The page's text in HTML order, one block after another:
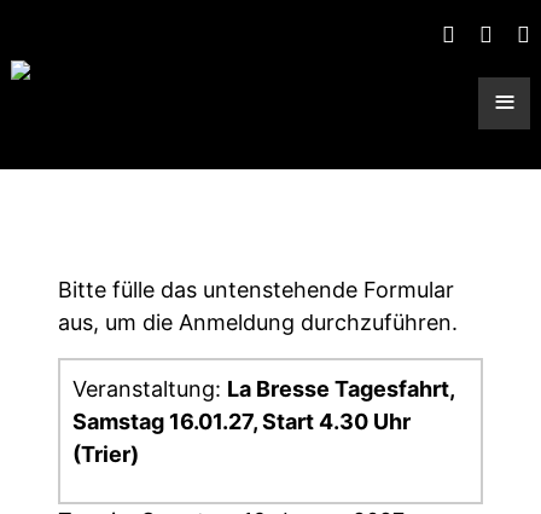
≡
Bitte fülle das untenstehende Formular
aus, um die Anmeldung durchzuführen.
Veranstaltung: La Bresse Tagesfahrt,
Samstag 16.01.27, Start 4.30 Uhr
(Trier)